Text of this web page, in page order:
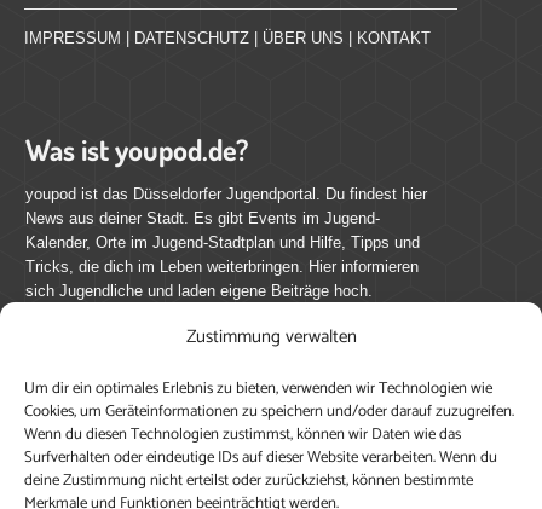
Zustimmung verwalten
Um dir ein optimales Erlebnis zu bieten, verwenden wir Technologien wie
Cookies, um Geräteinformationen zu speichern und/oder darauf zuzugreifen.
Wenn du diesen Technologien zustimmst, können wir Daten wie das
Surfverhalten oder eindeutige IDs auf dieser Website verarbeiten. Wenn du
deine Zustimmung nicht erteilst oder zurückziehst, können bestimmte
Merkmale und Funktionen beeinträchtigt werden.
IMPRESSUM | DATENSCHUTZ | ÜBER UNS | KONTAKT
Was ist youpod.de?
youpod ist das Düsseldorfer Jugendportal. Du findest hier
News aus deiner Stadt. Es gibt Events im Jugend-
Kalender, Orte im Jugend-Stadtplan und Hilfe, Tipps und
Tricks, die dich im Leben weiterbringen. Hier informieren
sich Jugendliche und laden eigene Beiträge hoch.
youpod.de lebt von Menschen wie dir. Sammel
journalistische Erfahrung, teile deine Perspektive und
veröffentliche deine Beiträge auf youpod.de.Du musst
dich anmelden, um alle Funktionen nutzen zu können, ein
Profil anzulegen, eigene Beiträge hochzuladen und zu